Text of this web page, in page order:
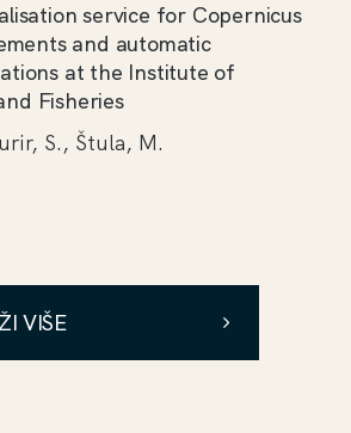
service for Copernicus
and automatic
at the Institute of
Fisheries
S., Štula, M.
VIŠE